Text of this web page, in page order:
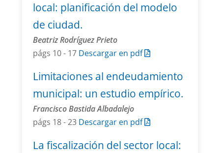
local: planificación del modelo
de ciudad.
Beatriz Rodríguez Prieto
págs 10 - 17 Descargar en pdf
Limitaciones al endeudamiento
municipal: un estudio empírico.
Francisco Bastida Albadalejo
págs 18 - 23 Descargar en pdf
La fiscalización del sector local: